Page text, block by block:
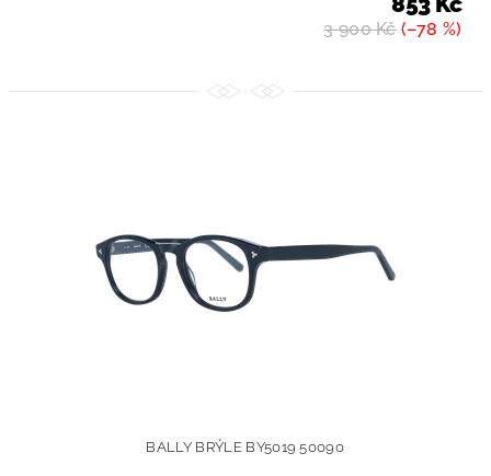
3 900 Kč(–78 %)
BALLY BRÝLE BY5019 50090